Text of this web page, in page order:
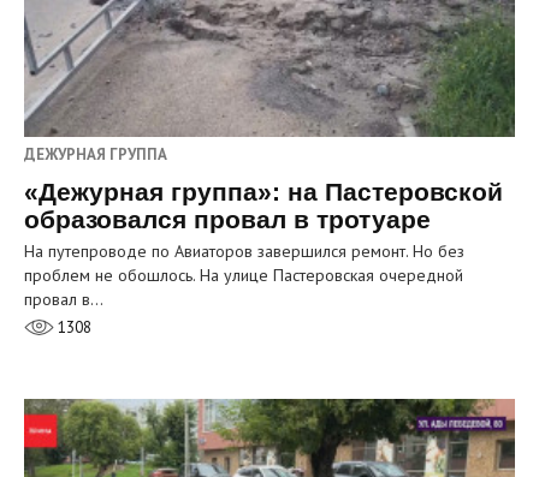
ДЕЖУРНАЯ ГРУППА
«Дежурная группа»: на Пастеровской
образовался провал в тротуаре
На путепроводе по Авиаторов завершился ремонт. Но без
проблем не обошлось. На улице Пастеровская очередной
провал в…
1308